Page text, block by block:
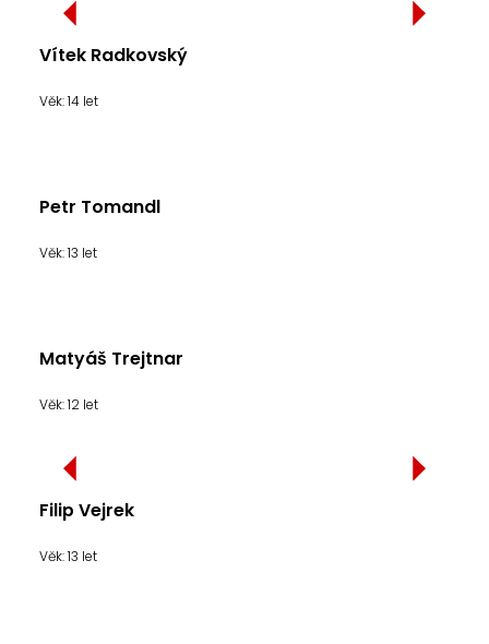
Vítek Radkovský
Věk: 14 let
Petr Tomandl
Věk: 13 let
Matyáš Trejtnar
Věk: 12 let
Filip Vejrek
Věk: 13 let